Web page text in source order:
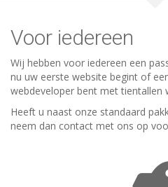
Voor iedereen
Wij hebben voor iedereen een
nu uw eerste website begint of
webdeveloper bent met tientallen
Heeft u naast onze standaard
neem dan contact met ons op